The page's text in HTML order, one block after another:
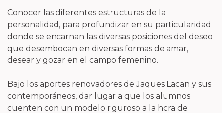
Conocer las diferentes estructuras de la
personalidad, para profundizar en su particularidad
donde se encarnan las diversas posiciones del deseo
que desembocan en diversas formas de amar,
desear y gozar en el campo femenino.
Bajo los aportes renovadores de Jaques Lacan y sus
contemporáneos, dar lugar a que los alumnos
cuenten con un modelo riguroso a la hora de